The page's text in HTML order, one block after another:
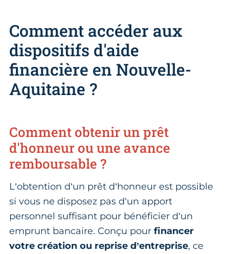
Comment accéder aux
dispositifs d'aide
financière en Nouvelle-
Aquitaine ?
Comment obtenir un prêt
d'honneur ou une avance
remboursable ?
L’obtention d’un prêt d’honneur est possible
si vous ne disposez pas d’un apport
personnel suffisant pour bénéficier d’un
emprunt bancaire. Conçu pour financer
votre création ou reprise d’entreprise, ce